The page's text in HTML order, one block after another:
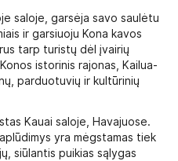
saloje, garsėja savo saulėtu
ir garsiuoju Kona kavos
tarp turistų dėl įvairių
istorinis rajonas, Kailua-
parduotuvių ir kultūrinių
Kauai saloje, Havajuose.
yra mėgstamas tiek
siūlantis puikias sąlygas